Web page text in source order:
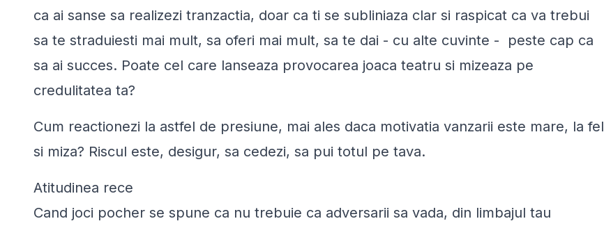
ca ai sanse sa realizezi tranzactia, doar ca ti se subliniaza clar si raspicat ca va trebui
sa te straduiesti mai mult, sa oferi mai mult, sa te dai - cu alte cuvinte - peste cap ca
sa ai succes. Poate cel care lanseaza provocarea joaca teatru si mizeaza pe
credulitatea ta?
Cum reactionezi la astfel de presiune, mai ales daca motivatia vanzarii este mare, la fel
si miza? Riscul este, desigur, sa cedezi, sa pui totul pe tava.
Atitudinea rece
Cand joci pocher se spune ca nu trebuie ca adversarii sa vada, din limbajul tau